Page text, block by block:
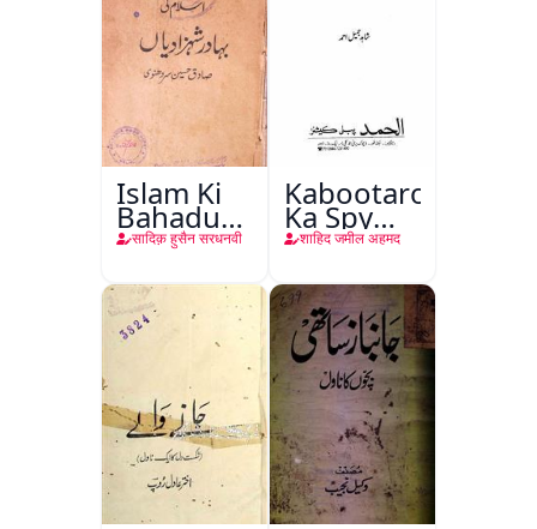
Islam Ki
Bahadur
Shahzadiyan
सादिक़ हुसैन सरधनवी
Kabootaron
Ka Spy
Plan
शाहिद जमील अहमद